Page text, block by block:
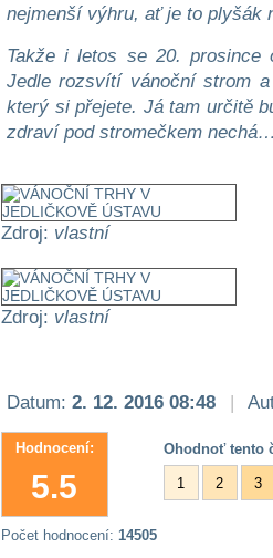
nejmenší výhru, ať je to plyšák
Takže i letos se 20. prosince
Jedle rozsvítí vánoční strom
který si přejete. Já tam určitě
zdraví pod stromečkem
Zdroj: vlastní
Zdroj: vlastní
Datum: 2. 12. 2016 08:48 |
Hodnocení:
5.5
Ohodnoť tento
1 2 3
Počet hodnocení: 14505